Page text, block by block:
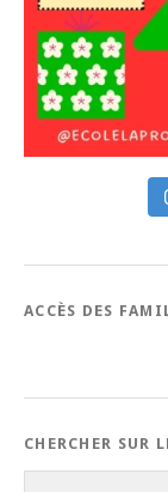
ACCÈS DES
CHERCHER SUR